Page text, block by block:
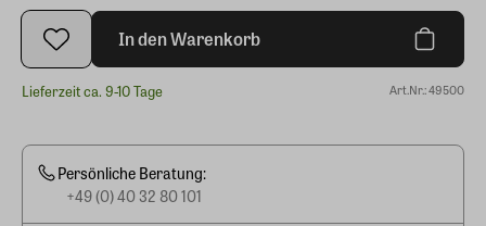
In den Warenkorb
Lieferzeit ca. 9-10 Tage Art.Nr.: 49500
Persönliche Beratung:
+49 (0) 40 32 80 101